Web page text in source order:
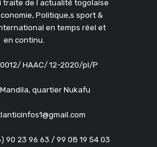
traite de l actualité togolaise
Politique,s sport &
en temps réel et
en continu.
HAAC/ 12-2020/pl/P
quartier Nukafu
90 23 96 63 / 99 08 19 54 03